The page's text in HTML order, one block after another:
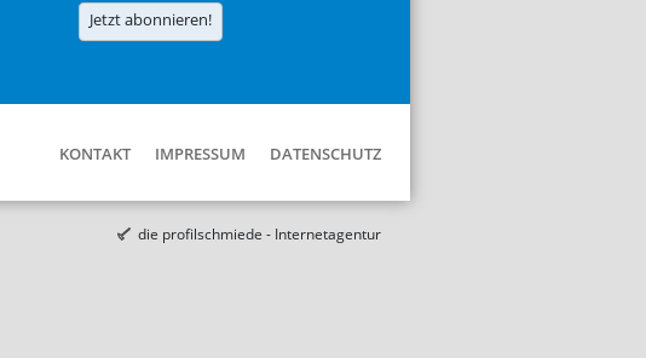
Jetzt abonnieren!
KONTAKT IMPRESSUM DATENSCHUTZ
die profilschmiede - Internetagentur